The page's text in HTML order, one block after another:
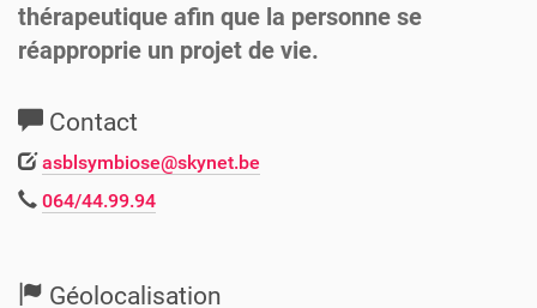
thérapeutique afin que la personne se
réapproprie un projet de vie.
Contact
asblsymbiose@skynet.be
064/44.99.94
Géolocalisation